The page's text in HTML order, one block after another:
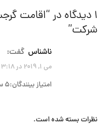
1 دیدگاه در “
اقامت
شرکت”
ناشناس گفت:
می 1, 2019 در 3:18 ق.ظ
امتیاز بینندگان:5 ستاره
نظرات بسته شده است.